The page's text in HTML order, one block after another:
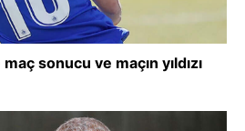
sonucu ve maçın yıldızı